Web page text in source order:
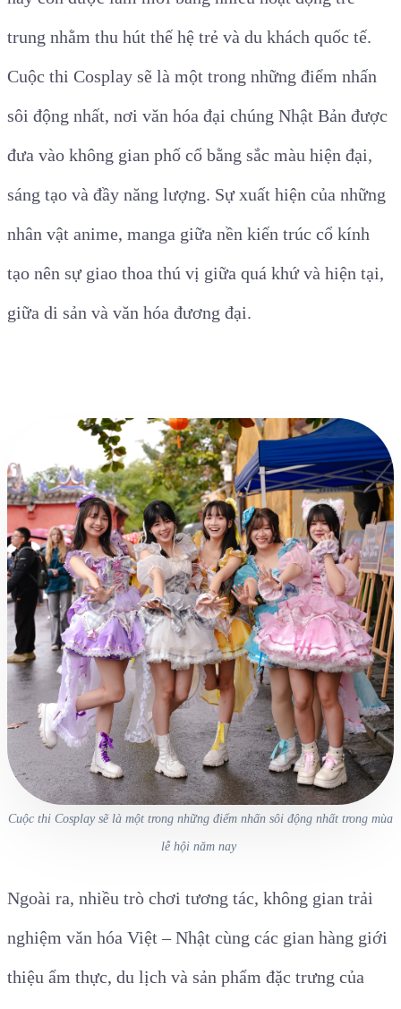
trung nhằm thu hút thế hệ trẻ và du khách quốc tế.
Cuộc thi Cosplay sẽ là một trong những điểm nhấn
sôi động nhất, nơi văn hóa đại chúng Nhật Bản được
đưa vào không gian phố cổ bằng sắc màu hiện đại,
sáng tạo và đầy năng lượng. Sự xuất hiện của những
nhân vật anime, manga giữa nền kiến trúc cổ kính
tạo nên sự giao thoa thú vị giữa quá khứ và hiện tại,
giữa di sản và văn hóa đương đại.
Cuộc thi Cosplay sẽ là một trong những điểm nhấn sôi động nhất trong mùa
lễ hội năm nay
Ngoài ra, nhiều trò chơi tương tác, không gian trải
nghiệm văn hóa Việt – Nhật cùng các gian hàng giới
thiệu ẩm thực, du lịch và sản phẩm đặc trưng của